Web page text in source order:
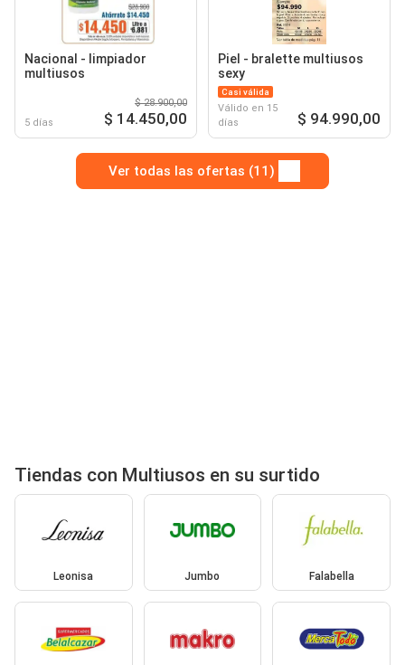
Nacional - limpiador
multiusos
5 días
$ 28.900,00
$ 14.450,00
Piel - bralette multiusos
sexy
Casi válida
Válido en 15
días
$ 94.990,00
Ver todas las ofertas (11)
Tiendas con Multiusos en su surtido
Leonisa Jumbo Falabella